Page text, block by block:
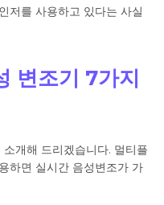
저를 사용하고 있다는 사실
변조기 7가지
개해 드리겠습니다. 멀티플
하면 실시간 음성변조가 가